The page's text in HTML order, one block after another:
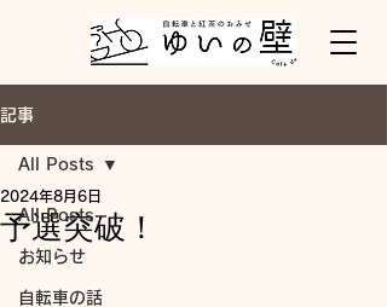
記事
All Posts
お知らせ
自転車の話
All Posts
予選突破！
2024年8月6日